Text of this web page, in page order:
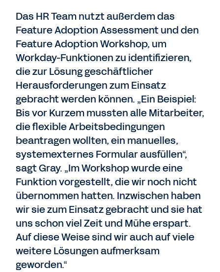
Das HR Team nutzt außerdem das
Feature Adoption Assessment und den
Feature Adoption Workshop, um
Workday-Funktionen zu identifizieren,
die zur Lösung geschäftlicher
Herausforderungen zum Einsatz
gebracht werden können. „Ein Beispiel:
Bis vor Kurzem mussten alle Mitarbeiter,
die flexible Arbeitsbedingungen
beantragen wollten, ein manuelles,
systemexternes Formular ausfüllen“,
sagt Gray. „Im Workshop wurde eine
Funktion vorgestellt, die wir noch nicht
übernommen hatten. Inzwischen haben
wir sie zum Einsatz gebracht und sie hat
uns schon viel Zeit und Mühe erspart.
Auf diese Weise sind wir auch auf viele
weitere Lösungen aufmerksam
geworden.“